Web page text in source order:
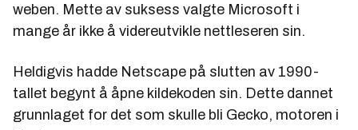
weben. Mette av suksess valgte Microsoft i
mange år ikke å videreutvikle nettleseren sin.
Heldigvis hadde Netscape på slutten av 1990-
tallet begynt å åpne kildekoden sin. Dette dannet
grunnlaget for det som skulle bli Gecko, motoren i